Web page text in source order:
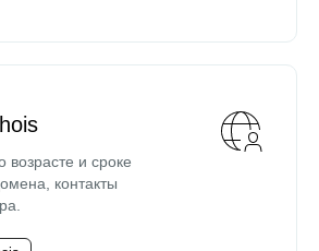
и сроке
контакты